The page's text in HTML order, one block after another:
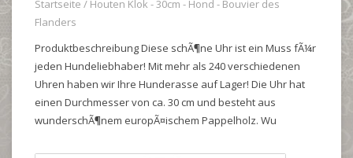
Startseite / Houten Klok - 30cm - Hond - Bouvier des
Flanders
Produktbeschreibung Diese schÃ¶ne Uhr ist ein Muss fÃ¼r
jeden Hundeliebhaber! Mit mehr als 240 verschiedenen
Uhren haben wir Ihre Hunderasse auf Lager! Die Uhr hat
einen Durchmesser von ca. 30 cm und besteht aus
wunderschÃ¶nem europÃ¤ischem Pappelholz. Wu